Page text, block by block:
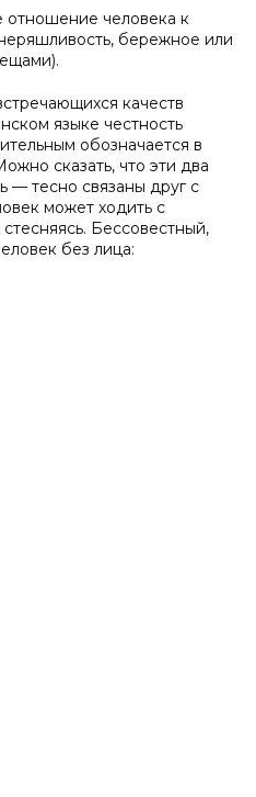
отношение человека к
бережное или
качеств
языке честность
обозначается в
сказать, что эти два
— тесно связаны друг с
может ходить с
Бессовестный,
без лица: